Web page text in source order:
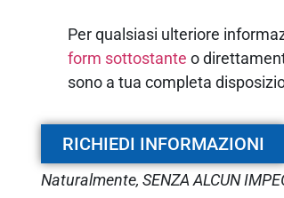
Per qualsiasi ulteriore
form sottostante o
sono a tua completa
RICHIEDI INFORMAZIONI
Naturalmente, SENZA ALCUN